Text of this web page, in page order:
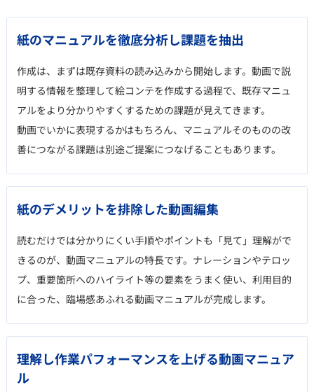
紙のマニュアルを徹底分析し課題を抽出
作成は、まずは既存資料の読み込みから開始します。動画で説
明する情報を整理して絵コンテを作成する過程で、既存マニュ
アルをより分かりやすくするための課題が見えてきます。
動画でいかに表現するかはもちろん、マニュアルそのものの改
善につながる課題は別途ご提案につなげることもあります。
紙のデメリットを排除した動画編集
読むだけでは分かりにくい手順やポイントも「見て」理解がで
きるのが、動画マニュアルの特長です。ナレーションやテロッ
プ、重要箇所へのハイライト等の要素をうまく使い、利用目的
に合った、臨場感あふれる動画マニュアルが完成します。
理解し作業パフォーマンスを上げる動画マニュア
ル